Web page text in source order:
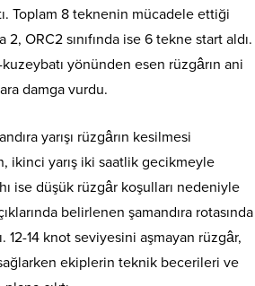
Toplam 8 teknenin mücadele ettiği
2, ORC2 sınıfında ise 6 tekne start aldı.
yönünden esen rüzgârın ani
damga vurdu.
yarışı rüzgârın kesilmesi
ikinci yarış iki saatlik gecikmeyle
ise düşük rüzgâr koşulları nedeniyle
belirlenen şamandıra rotasında
12-14 knot seviyesini aşmayan rüzgâr,
ekiplerin teknik becerileri ve